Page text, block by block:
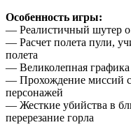
Особенность игры:
— Реалистичный шутер о
— Расчет полета пули,
полета
— Великолепная графика
— Прохождение миссий
персонажей
— Жесткие убийства в
перерезание горла